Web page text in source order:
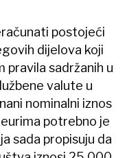
postojeći
dijelova koji
pravila sadržanih u
valute u
nominalni iznos
potrebno je
sada propisuju da